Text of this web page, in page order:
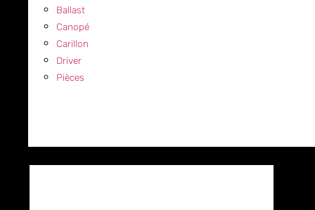
Ballast
Canopé
Carillon
Driver
Pièces